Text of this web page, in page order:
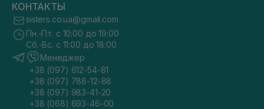
КОНТАКТЫ
sisters.co.ua@gmail.com
Пн.-Пт. с 10:00 до 19:00
Сб.-Вс. с 11:00 до 18:00
Менеджер
+38 (097) 612-54-81
+38 (097) 788-12-88
+38 (097) 983-41-20
+38 (068) 693-46-00